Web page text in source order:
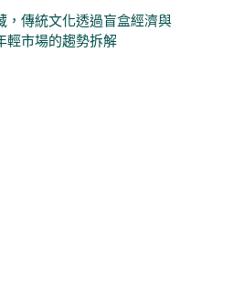
，傳統文化透過盲盒經濟與
輕市場的趨勢拆解